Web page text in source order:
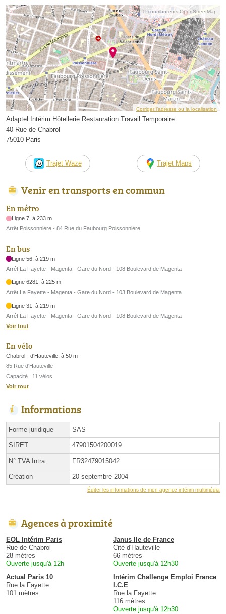
© contributeurs OpenStreetMap
Corriger l’adresse ou la localisation
Adaptel Intérim Hôtellerie Restauration Travail Temporaire
40 Rue de Chabrol
75010 Paris
Trajet Waze Trajet Maps
Venir en transports en commun
En métro
Ligne 7, à 233 m
Arrêt Poissonnière - 84 Rue du Faubourg Poissonnière
En bus
Ligne 56, à 219 m
Arrêt La Fayette - Magenta - Gare du Nord - 108 Boulevard de Magenta
Ligne 6281, à 225 m
Arrêt La Fayette - Magenta - Gare du Nord - 103 Boulevard de Magenta
Ligne 31, à 219 m
Arrêt La Fayette - Magenta - Gare du Nord - 108 Boulevard de Magenta
Voir tout
En vélo
Chabrol - d'Hauteville, à 50 m
85 Rue d'Hauteville
Capacité : 11 vélos
Voir tout
Informations
Forme juridique SAS
SIRET 47901504200019
N° TVA Intra. FR32479015042
Création 20 septembre 2004
Éditer les informations de mon agence intérim multimédia
Agences à proximité
EOL Intérim Paris
Rue de Chabrol
28 mètres
Ouverte jusqu'à 12h
Janus Ile de France
Cité d'Hauteville
66 mètres
Ouverte jusqu'à 12h30
Actual Paris 10
Rue la Fayette
101 mètres
Intérim Challenge Emploi France
I.C.E
Rue la Fayette
116 mètres
Ouverte jusqu'à 12h30